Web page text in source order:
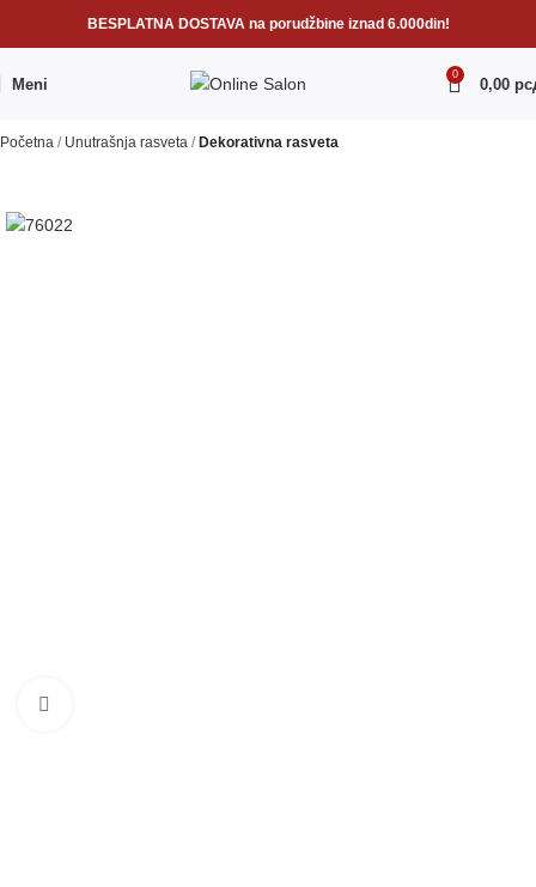
BESPLATNA DOSTAVA na porudžbine iznad 6.000din!
Meni
0
0,00
Početna Unutrašnja rasveta Dekorativna rasveta